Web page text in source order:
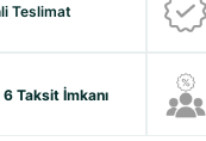
Teslimat
Taksit İmkanı